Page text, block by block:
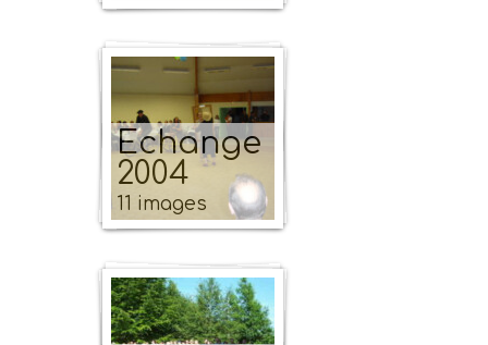
Echange
2004
11 images